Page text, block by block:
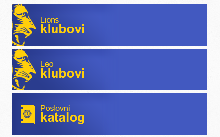
Lions klubovi
Leo klubovi